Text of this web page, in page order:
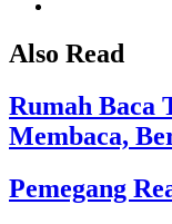
Also Read
Rumah Baca
Membaca,
Pemegang